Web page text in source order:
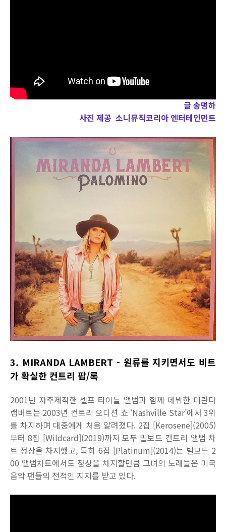
글 송명하
사진 제공 소니뮤직코리아 엔터테인먼트
3. MIRANDA LAMBERT - 원류를 지키면서도 비트
가 확실한 컨트리 팝/록
2001년 자주제작한 셀프 타이틀 앨범과 함께 데뷔한 미란다
램버트는 2003년 컨트리 오디션 쇼 ‘Nashville Star’에서 3위
를 차지하며 대중에게 처음 알려졌다. 2집 [Kerosene](2005)
부터 8집 [Wildcard](2019)까지 모두 빌보드 컨트리 앨범 차
트 정상을 차지했고, 특히 6집 [Platinum](2014)는 빌보드 2
00 앨범차트에서도 정상을 차지할만큼 그녀의 노래들은 미국
음악 팬들의 전적인 지지를 받고 있다.